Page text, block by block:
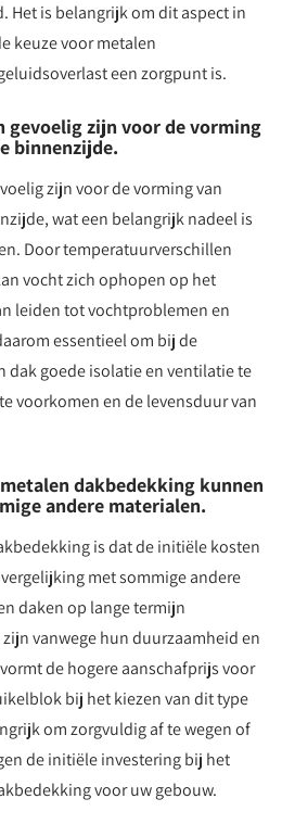
Het is belangrijk om dit aspect in
keuze voor metalen
een zorgpunt is.
gevoelig zijn voor de vorming
binnenzijde.
zijn voor de vorming van
wat een belangrijk nadeel is
Door temperatuurverschillen
vocht zich ophopen op het
leiden tot vochtproblemen en
essentieel om bij de
dak goede isolatie en ventilatie te
voorkomen en de levensduur van
dakbedekking kunnen
andere materialen.
is dat de initiële kosten
met sommige andere
daken op lange termijn
vanwege hun duurzaamheid en
de hogere aanschafprijs voor
bij het kiezen van dit type
om zorgvuldig af te wegen of
de initiële investering bij het
voor uw gebouw.